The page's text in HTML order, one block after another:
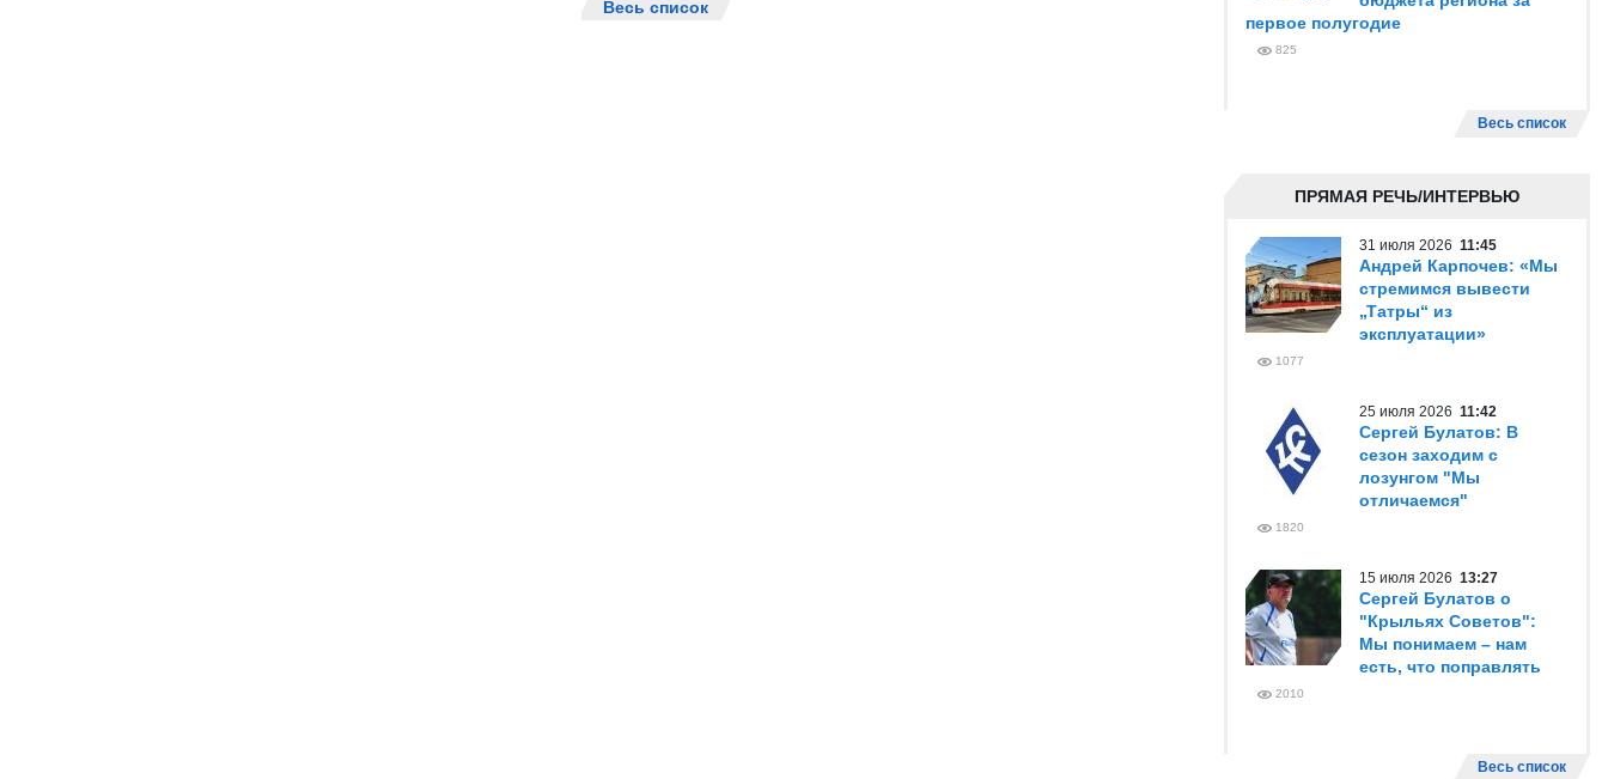
Весь список
первое полугодие
825
Весь список
ПРЯМАЯ РЕЧЬ/ИНТЕРВЬЮ
31 июля 2026 11:45
Андрей Карпочев: «Мы
стремимся вывести
„Татры“ из
эксплуатации»
1077
25 июля 2026 11:42
Сергей Булатов: В
сезон заходим с
лозунгом "Мы
отличаемся"
1820
15 июля 2026 13:27
Сергей Булатов о
"Крыльях Советов":
Мы понимаем – нам
есть, что поправлять
2010
Весь список